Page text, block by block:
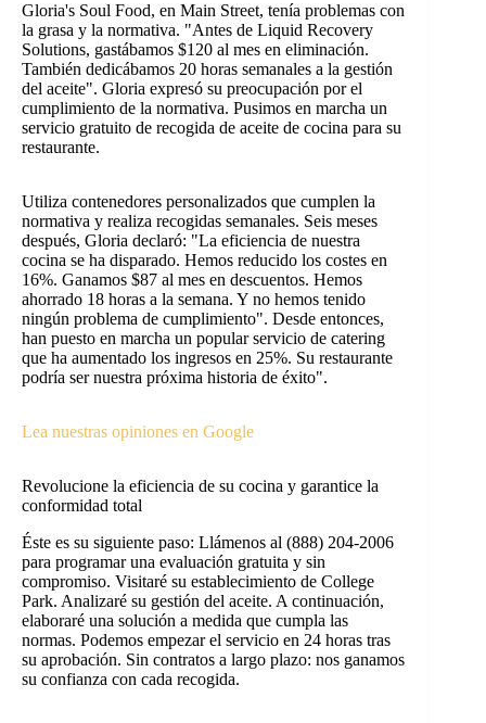
Gloria's Soul Food, en Main Street, tenía problemas con
la grasa y la normativa. "Antes de Liquid Recovery
Solutions, gastábamos $120 al mes en eliminación.
También dedicábamos 20 horas semanales a la gestión
del aceite". Gloria expresó su preocupación por el
cumplimiento de la normativa. Pusimos en marcha un
servicio gratuito de recogida de aceite de cocina para su
restaurante.
Utiliza contenedores personalizados que cumplen la
normativa y realiza recogidas semanales. Seis meses
después, Gloria declaró: "La eficiencia de nuestra
cocina se ha disparado. Hemos reducido los costes en
16%. Ganamos $87 al mes en descuentos. Hemos
ahorrado 18 horas a la semana. Y no hemos tenido
ningún problema de cumplimiento". Desde entonces,
han puesto en marcha un popular servicio de catering
que ha aumentado los ingresos en 25%. Su restaurante
podría ser nuestra próxima historia de éxito".
Lea nuestras opiniones en Google
Revolucione la eficiencia de su cocina y garantice la
conformidad total
Éste es su siguiente paso: Llámenos al (888) 204-2006
para programar una evaluación gratuita y sin
compromiso. Visitaré su establecimiento de College
Park. Analizaré su gestión del aceite. A continuación,
elaboraré una solución a medida que cumpla las
normas. Podemos empezar el servicio en 24 horas tras
su aprobación. Sin contratos a largo plazo: nos ganamos
su confianza con cada recogida.